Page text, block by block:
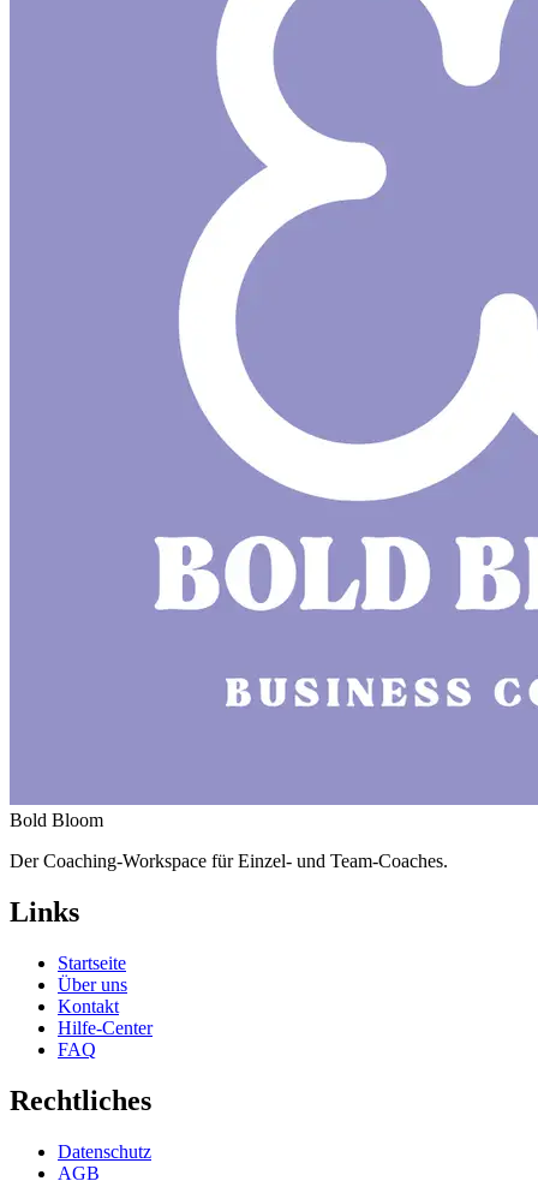
Bold Bloom
Der Coaching-Workspace für Einzel- und Team-Coaches.
Links
Startseite
Über uns
Kontakt
Hilfe-Center
FAQ
Rechtliches
Datenschutz
AGB